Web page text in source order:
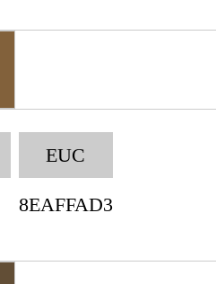
EUC
8EAFFAD3